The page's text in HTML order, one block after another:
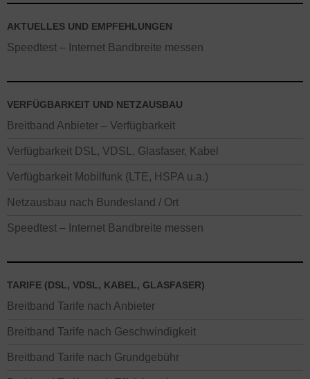
AKTUELLES UND EMPFEHLUNGEN
Speedtest – Internet Bandbreite messen
VERFÜGBARKEIT UND NETZAUSBAU
Breitband Anbieter – Verfügbarkeit
Verfügbarkeit DSL, VDSL, Glasfaser, Kabel
Verfügbarkeit Mobilfunk (LTE, HSPA u.a.)
Netzausbau nach Bundesland / Ort
Speedtest – Internet Bandbreite messen
TARIFE (DSL, VDSL, KABEL, GLASFASER)
Breitband Tarife nach Anbieter
Breitband Tarife nach Geschwindigkeit
Breitband Tarife nach Grundgebühr